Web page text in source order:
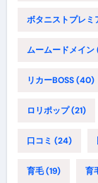
ボタニストプレミ
ムームードメイン
リカーBOSS(40)
ロリポップ(21)
口コミ (24)
育毛(19) 育